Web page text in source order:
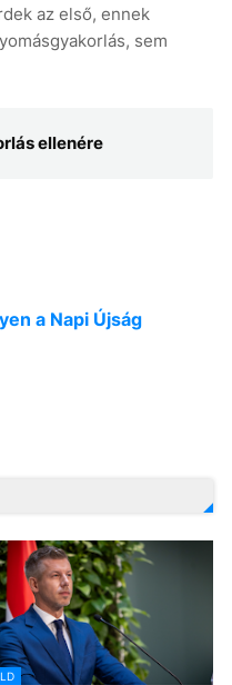
az első, ennek
sem
ellenére
a Napi Újság